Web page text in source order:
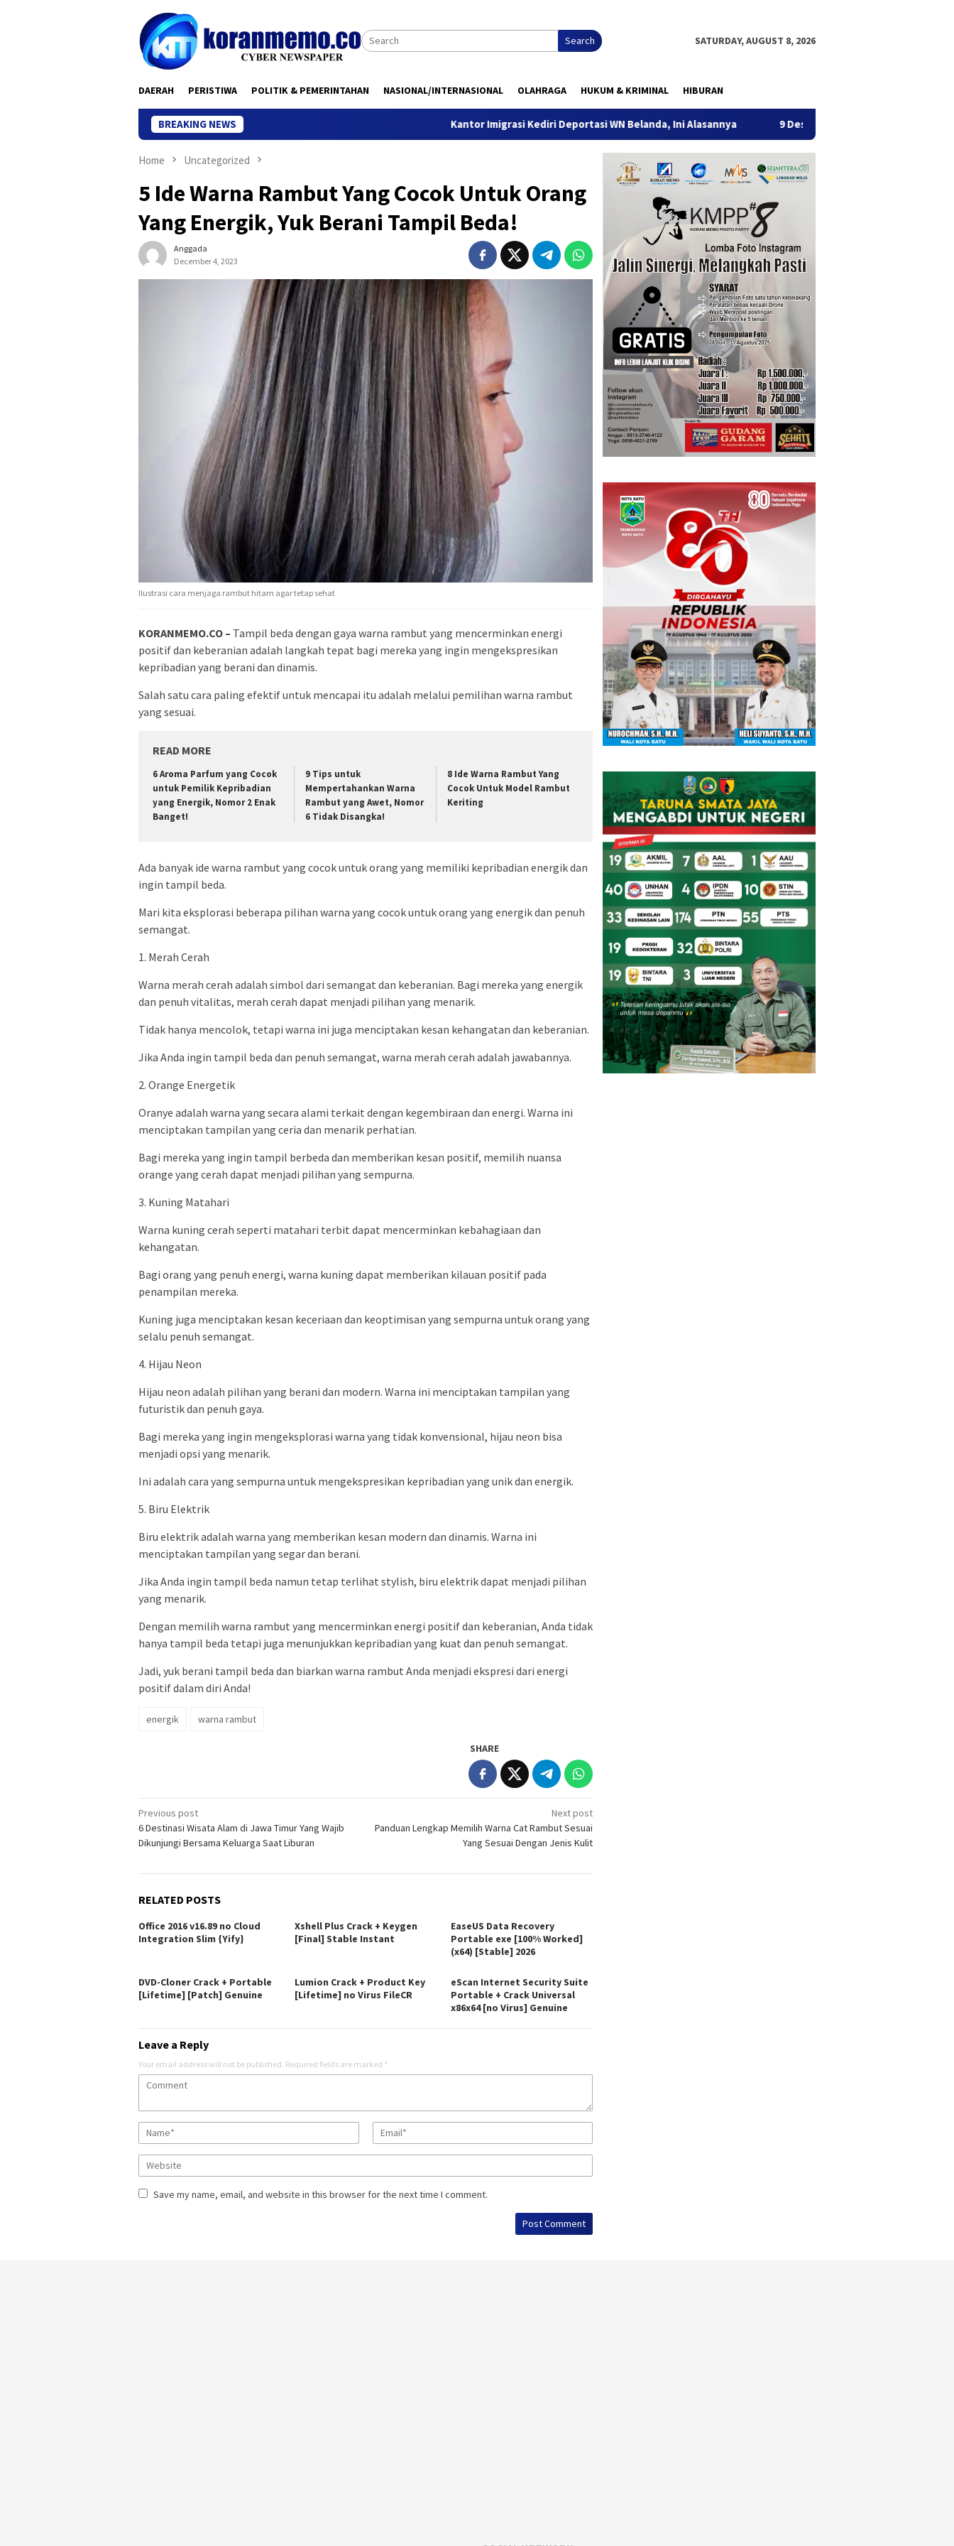
Search SATURDAY, AUGUST 8, 2026
DAERAH PERISTIWA POLITIK & PEMERINTAHAN NASIONAL/INTERNASIONAL OLAHRAGA HUKUM & KRIMINAL HIBURAN
BREAKING NEWS Kantor Imigrasi Kediri Deportasi WN Belanda, Ini Alasannya 9 Desa di 6 Kecamatan Tulungagung Alami
Home Uncategorized
5 Ide Warna Rambut Yang Cocok Untuk Orang
Yang Energik, Yuk Berani Tampil Beda!
Anggada
December 4, 2023
Ilustrasi cara menjaga rambut hitam agar tetap sehat
KORANMEMO.CO – Tampil beda dengan gaya warna rambut yang mencerminkan energi
positif dan keberanian adalah langkah tepat bagi mereka yang ingin mengekspresikan
kepribadian yang berani dan dinamis.
Salah satu cara paling efektif untuk mencapai itu adalah melalui pemilihan warna rambut
yang sesuai.
READ MORE
6 Aroma Parfum yang Cocok
untuk Pemilik Kepribadian
yang Energik, Nomor 2 Enak
Banget!
9 Tips untuk
Mempertahankan Warna
Rambut yang Awet, Nomor
6 Tidak Disangka!
8 Ide Warna Rambut Yang
Cocok Untuk Model Rambut
Keriting
Ada banyak ide warna rambut yang cocok untuk orang yang memiliki kepribadian energik dan
ingin tampil beda.
Mari kita eksplorasi beberapa pilihan warna yang cocok untuk orang yang energik dan penuh
semangat.
1. Merah Cerah
Warna merah cerah adalah simbol dari semangat dan keberanian. Bagi mereka yang energik
dan penuh vitalitas, merah cerah dapat menjadi pilihan yang menarik.
Tidak hanya mencolok, tetapi warna ini juga menciptakan kesan kehangatan dan keberanian.
Jika Anda ingin tampil beda dan penuh semangat, warna merah cerah adalah jawabannya.
2. Orange Energetik
Oranye adalah warna yang secara alami terkait dengan kegembiraan dan energi. Warna ini
menciptakan tampilan yang ceria dan menarik perhatian.
Bagi mereka yang ingin tampil berbeda dan memberikan kesan positif, memilih nuansa
orange yang cerah dapat menjadi pilihan yang sempurna.
3. Kuning Matahari
Warna kuning cerah seperti matahari terbit dapat mencerminkan kebahagiaan dan
kehangatan.
Bagi orang yang penuh energi, warna kuning dapat memberikan kilauan positif pada
penampilan mereka.
Kuning juga menciptakan kesan keceriaan dan keoptimisan yang sempurna untuk orang yang
selalu penuh semangat.
4. Hijau Neon
Hijau neon adalah pilihan yang berani dan modern. Warna ini menciptakan tampilan yang
futuristik dan penuh gaya.
Bagi mereka yang ingin mengeksplorasi warna yang tidak konvensional, hijau neon bisa
menjadi opsi yang menarik.
Ini adalah cara yang sempurna untuk mengekspresikan kepribadian yang unik dan energik.
5. Biru Elektrik
Biru elektrik adalah warna yang memberikan kesan modern dan dinamis. Warna ini
menciptakan tampilan yang segar dan berani.
Jika Anda ingin tampil beda namun tetap terlihat stylish, biru elektrik dapat menjadi pilihan
yang menarik.
Dengan memilih warna rambut yang mencerminkan energi positif dan keberanian, Anda tidak
hanya tampil beda tetapi juga menunjukkan kepribadian yang kuat dan penuh semangat.
Jadi, yuk berani tampil beda dan biarkan warna rambut Anda menjadi ekspresi dari energi
positif dalam diri Anda!
energik warna rambut
SHARE
Post
navigation
Previous post
6 Destinasi Wisata Alam di Jawa Timur Yang Wajib
Dikunjungi Bersama Keluarga Saat Liburan
Next post
Panduan Lengkap Memilih Warna Cat Rambut Sesuai
Yang Sesuai Dengan Jenis Kulit
RELATED POSTS
Office 2016 v16.89 no Cloud
Integration Slim {Yify}
Xshell Plus Crack + Keygen
[Final] Stable Instant
EaseUS Data Recovery
Portable exe [100% Worked]
(x64) [Stable] 2026
DVD-Cloner Crack + Portable
[Lifetime] [Patch] Genuine
Lumion Crack + Product Key
[Lifetime] no Virus FileCR
eScan Internet Security Suite
Portable + Crack Universal
x86x64 [no Virus] Genuine
Leave a Reply
Your email address will not be published. Required fields are marked *
Save my name, email, and website in this browser for the next time I comment.